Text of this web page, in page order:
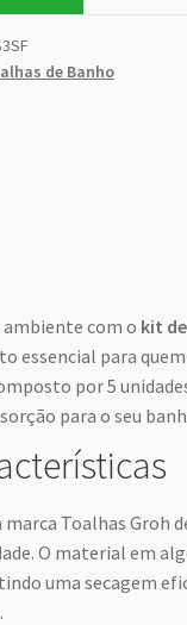
de Banho
com o kit
essencial para
por 5
para o seu
marca Toalhas Groh
O material em
uma secagem